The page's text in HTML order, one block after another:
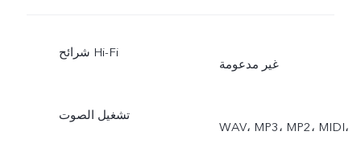
شرائح Hi-Fi
غير مدعومة
تشغيل الصوت
WAV، MP3، MP2، MIDI،